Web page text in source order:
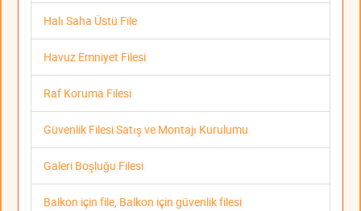
Halı Saha Üstü File
Havuz Emniyet Filesi
Raf Koruma Filesi
Güvenlik Filesi Satış ve Montajı Kurulumu
Galeri Boşluğu Filesi
Balkon için file, Balkon için güvenlik filesi